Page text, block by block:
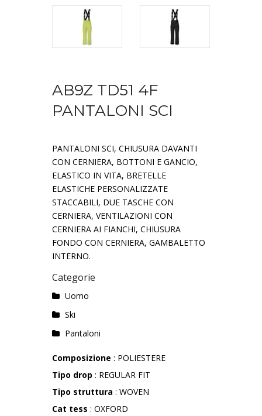
AB9Z TD51 4F
PANTALONI SCI
PANTALONI SCI, CHIUSURA DAVANTI
CON CERNIERA, BOTTONI E GANCIO,
ELASTICO IN VITA, BRETELLE
ELASTICHE PERSONALIZZATE
STACCABILI, DUE TASCHE CON
CERNIERA, VENTILAZIONI CON
CERNIERA AI FIANCHI, CHIUSURA
FONDO CON CERNIERA, GAMBALETTO
INTERNO.
Categorie
Uomo
Ski
Pantaloni
Composizione : POLIESTERE
Tipo drop : REGULAR FIT
Tipo struttura : WOVEN
Cat tess : OXFORD